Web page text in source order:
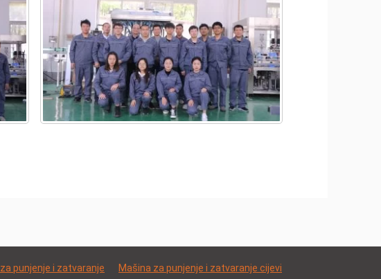
punjenje i zatvaranje Mašina za punjenje i zatvaranje cijevi